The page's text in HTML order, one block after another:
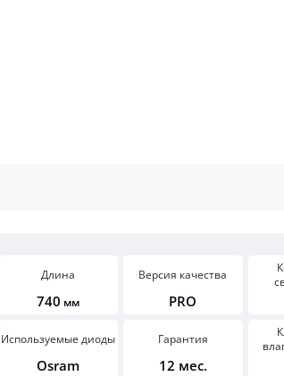
Длина
740 мм
Версия качества
PRO
Используемые диоды
Osram
Гарантия
12 мес.